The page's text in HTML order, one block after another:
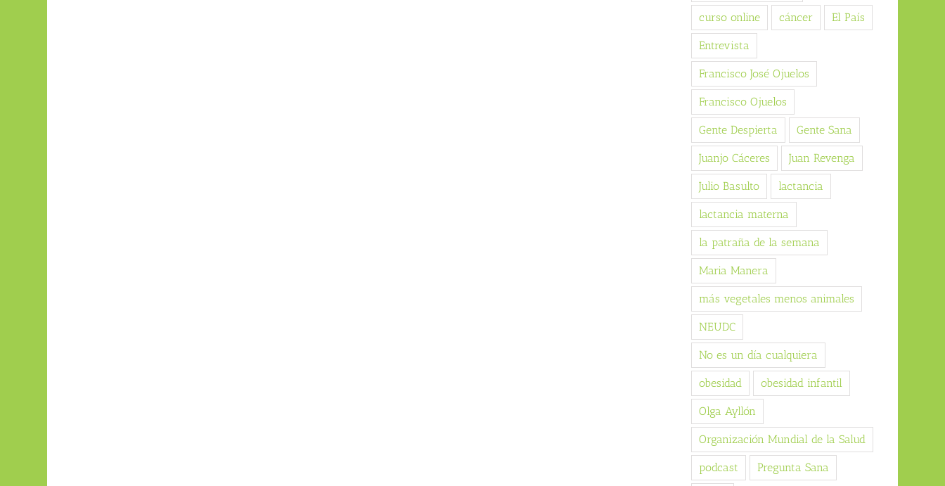
curso online cáncer El País
Entrevista
Francisco José Ojuelos
Francisco Ojuelos
Gente Despierta Gente Sana
Juanjo Cáceres Juan Revenga
Julio Basulto lactancia
lactancia materna
la patraña de la semana
Maria Manera
más vegetales menos animales
NEUDC
No es un día cualquiera
obesidad obesidad infantil
Olga Ayllón
Organización Mundial de la Salud
podcast Pregunta Sana